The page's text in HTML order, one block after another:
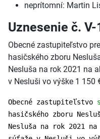
neprítomní: Martin
Uznesenie č.
Obecné zastupiteľstvo
hasičského zboru
Nesluša na rok 2021 na
v Nesluši vo výške 1 150
Obecné zastupiteľstvo
hasičského zboru
Nesluša na rok 2021